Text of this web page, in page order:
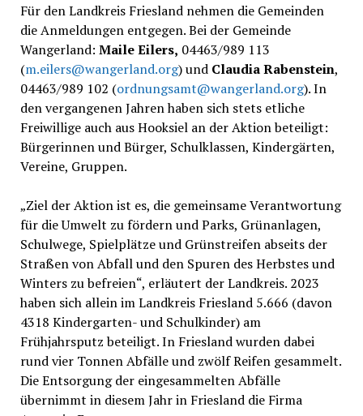
Für den Landkreis Friesland nehmen die Gemeinden
die Anmeldungen entgegen. Bei der Gemeinde
Wangerland: Maile Eilers, 04463/989 113
(m.eilers@wangerland.org) und Claudia Rabenstein,
04463/989 102 (ordnungsamt@wangerland.org). In
den vergangenen Jahren haben sich stets etliche
Freiwillige auch aus Hooksiel an der Aktion beteiligt:
Bürgerinnen und Bürger, Schulklassen, Kindergärten,
Vereine, Gruppen.
„Ziel der Aktion ist es, die gemeinsame Verantwortung
für die Umwelt zu fördern und Parks, Grünanlagen,
Schulwege, Spielplätze und Grünstreifen abseits der
Straßen von Abfall und den Spuren des Herbstes und
Winters zu befreien“, erläutert der Landkreis. 2023
haben sich allein im Landkreis Friesland 5.666 (davon
4318 Kindergarten- und Schulkinder) am
Frühjahrsputz beteiligt. In Friesland wurden dabei
rund vier Tonnen Abfälle und zwölf Reifen gesammelt.
Die Entsorgung der eingesammelten Abfälle
übernimmt in diesem Jahr in Friesland die Firma